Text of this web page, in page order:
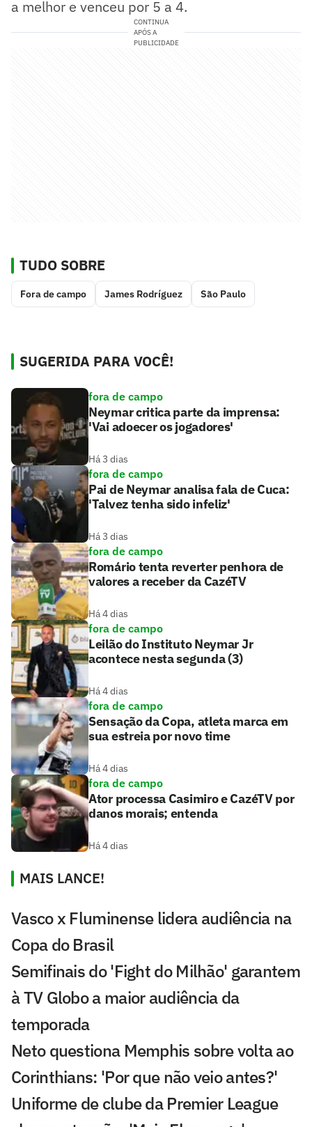
a melhor e venceu por 5 a 4.
CONTINUA
APÓS A
PUBLICIDADE
TUDO SOBRE
Fora de campo James Rodríguez São Paulo
SUGERIDA PARA VOCÊ!
fora de campo
Neymar critica parte da imprensa:
'Vai adoecer os jogadores'
Há 3 dias
fora de campo
Pai de Neymar analisa fala de Cuca:
'Talvez tenha sido infeliz'
Há 3 dias
fora de campo
Romário tenta reverter penhora de
valores a receber da CazéTV
Há 4 dias
fora de campo
Leilão do Instituto Neymar Jr
acontece nesta segunda (3)
Há 4 dias
fora de campo
Sensação da Copa, atleta marca em
sua estreia por novo time
Há 4 dias
fora de campo
Ator processa Casimiro e CazéTV por
danos morais; entenda
Há 4 dias
MAIS LANCE!
Vasco x Fluminense lidera audiência na
Copa do Brasil
Semifinais do 'Fight do Milhão' garantem
à TV Globo a maior audiência da
temporada
Neto questiona Memphis sobre volta ao
Corinthians: 'Por que não veio antes?'
Uniforme de clube da Premier League